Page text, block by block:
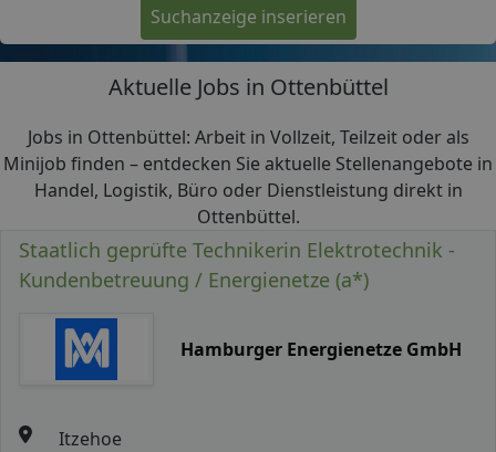
Suchanzeige inserieren
Aktuelle Jobs in Ottenbüttel
Jobs in Ottenbüttel: Arbeit in Vollzeit, Teilzeit oder als
Minijob finden – entdecken Sie aktuelle Stellenangebote in
Handel, Logistik, Büro oder Dienstleistung direkt in
Ottenbüttel.
Staatlich geprüfte Technikerin Elektrotechnik -
Kundenbetreuung / Energienetze (a*)
Hamburger Energienetze GmbH
Itzehoe